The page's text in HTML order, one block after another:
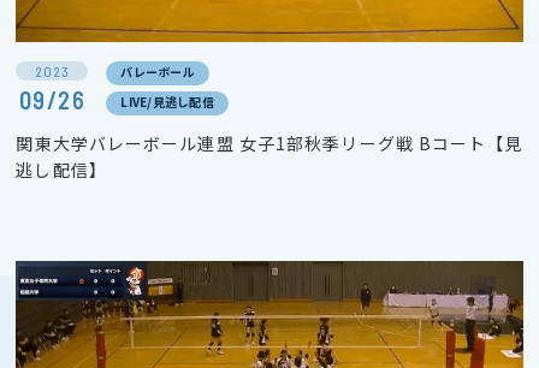
2023
09/26
バレーボール
LIVE/見逃し配信
関東大学バレーボール連盟 女子1部秋季リーグ戦 Bコート【見
逃し配信】